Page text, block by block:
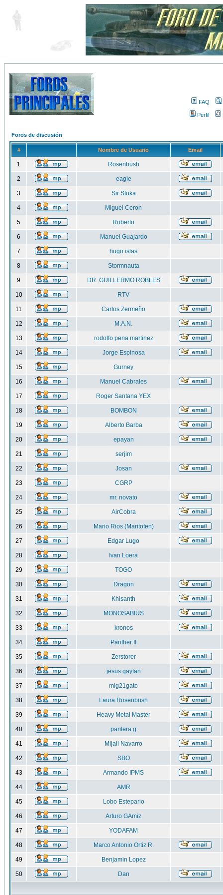
FAQ
Perfil
Foros de discusión
# Nombre de Usuario Email
1 Rosenbush
2 eagle
3 Sir Stuka
4 Miguel Ceron
5 Roberto
6 Manuel Guajardo
7 hugo islas
8 Stormnauta
9 DR. GUILLERMO ROBLES
10 RTV
11 Carlos Zermeño
12 M.A.N.
13 rodolfo pena martinez
14 Jorge Espinosa
15 Gurney
16 Manuel Cabrales
17 Roger Santana YEX
18 BOMBON
19 Alberto Barba
20 epayan
21 serjim
22 Josan
23 CGRP
24 mr. novato
25 AirCobra
26 Mario Rios (Maritofen)
27 Edgar Lugo
28 Ivan Loera
29 TOGO
30 Dragon
31 Khisanth
32 MONOSABIUS
33 kronos
34 Panther II
35 Zerstorer
36 jesus gaytan
37 mig21gato
38 Laura Rosenbush
39 Heavy Metal Master
40 pantera g
41 Mijail Navarro
42 SBO
43 Armando IPMS
44 AMR
45 Lobo Estepario
46 Arturo GAmiz
47 YODAFAM
48 Marco Antonio Ortiz R.
49 Benjamin Lopez
50 Dan